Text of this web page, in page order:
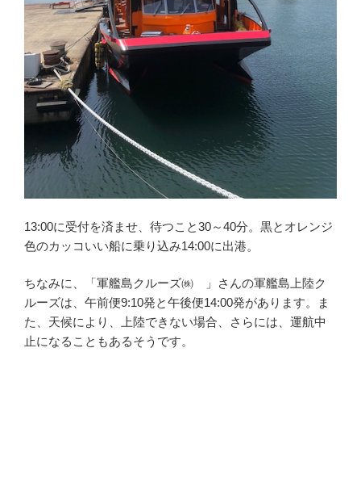
13:00に受付を済ませ、待つこと30～40分。黒とオレンジ
色のカッコいい船に乗り込み14:00に出港。
ちなみに、「軍艦島クルーズ㈱ 」さんの軍艦島上陸ク
ルーズは、午前便9:10発と午後便14:00発があります。ま
た、天候により、上陸できない場合、さらには、運航中
止になることもあるそうです。